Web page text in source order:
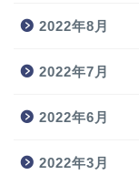
2022年8月
2022年7月
2022年6月
2022年3月